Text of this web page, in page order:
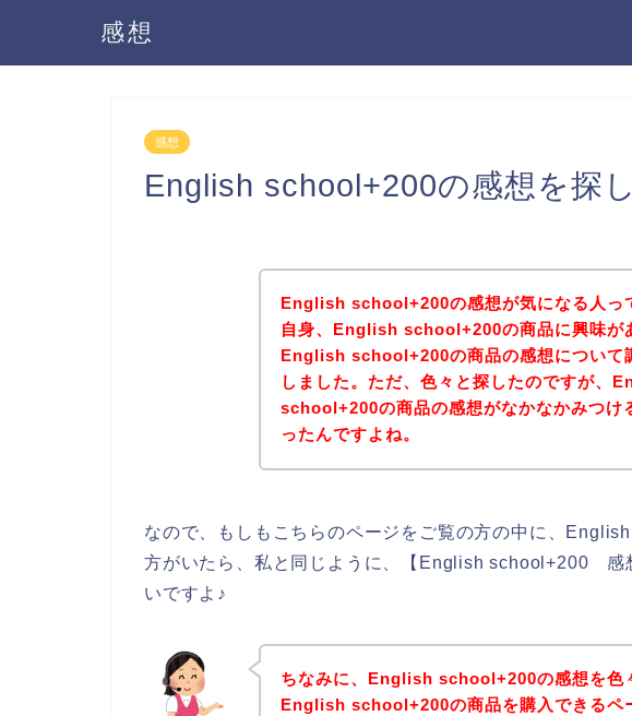
感想
感想
English school+200の感想を探
English school+200の感想が気になる人っ
自身、English school+200の商品に興味が
English school+200の商品の感想について
しました。ただ、色々と探したのですが、
school+200の商品の感想がなかなかみつけ
ったんですよね。
なので、もしもこちらのページをご覧の方の中に、
方がいたら、私と同じように、【English school+200 感
いですよ♪
ちなみに、English school+200の感想を色
English school+200の商品を購入できるペ